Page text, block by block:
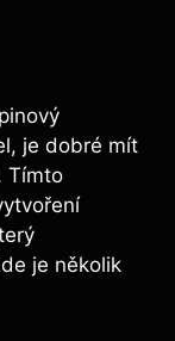
je dobré mít
Tímto
je několik